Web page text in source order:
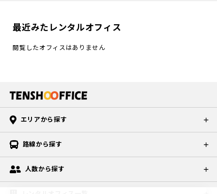
最近みたレンタルオフィス
閲覧したオフィスはありません
エリアから探す
路線から探す
人数から探す